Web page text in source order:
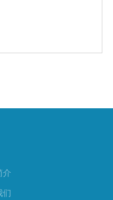
介
们